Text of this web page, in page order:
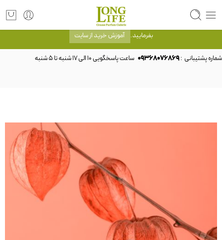
توجه! برند لانگ لایف رایحه های معروف را با شیشه و بسته بندی خود شرکت لانگ لایف
عرضه می کند.که با انتخاب حجم هر ادکلنی می توانید شیشه و بسته بندی را ملاحظه
بفرمایید. آموزش خرید از سایت
شماره پشتیبانی :09368076869